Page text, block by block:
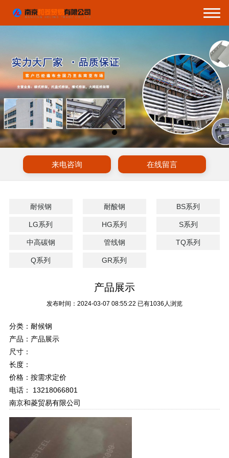
来电咨询 在线留言
耐候钢 耐酸钢 BS系列
LG系列 HG系列 S系列
中高碳钢 管线钢 TQ系列
Q系列 GR系列
产品展示
发布时间：2024-03-07 08:55:22 已有1036人浏览
分类：耐候钢
产品：产品展示
尺寸：
长度：
价格：按需求定价
电话： 13218066801
南京和菱贸易有限公司